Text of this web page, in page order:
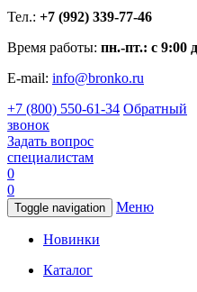
Тел.: +7 (992) 339-77-46
Время работы: пн.-пт.: с 9:00
E-mail: info@bronko.ru
+7 (800) 550-61-34 Обратный
звонок
Задать вопрос
специалистам
0
0
Toggle navigation Меню
Новинки
Каталог